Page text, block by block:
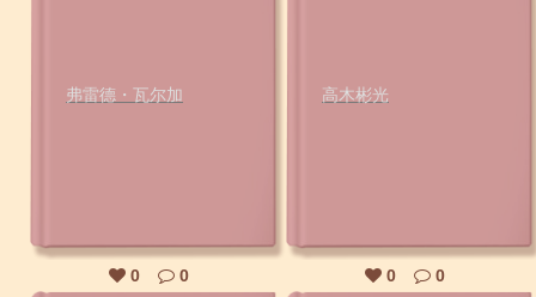
弗雷德・瓦尔加
0 0
高木彬光
0 0